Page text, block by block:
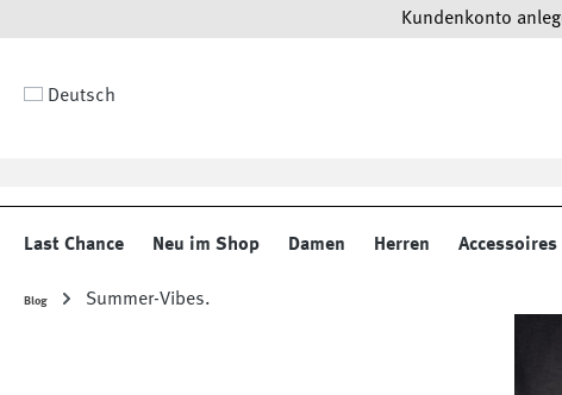
Kundenkonto
Deutsch
Last Chance Neu im Shop Damen Herren Accessoires
Blog Summer-Vibes.